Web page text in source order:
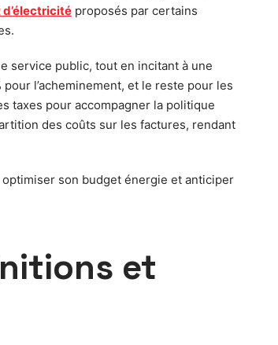
proposés par certains
service public, tout en incitant à une
l’acheminement, et le reste pour les
taxes pour accompagner la politique
des coûts sur les factures, rendant
son budget énergie et anticiper
et